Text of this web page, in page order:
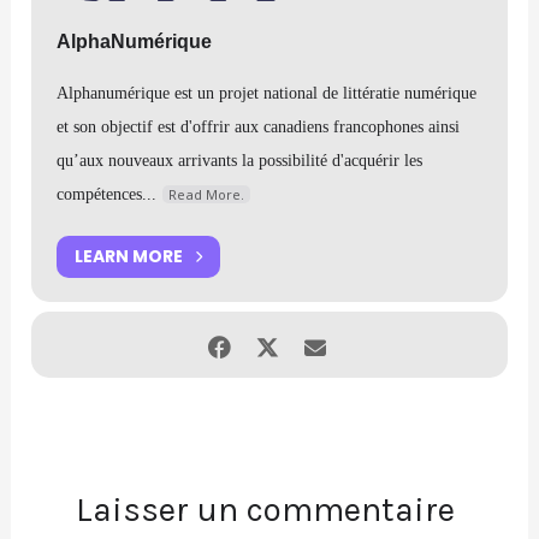
sera envoyé par courriel dans les 24 h à 48 h avant l’événement.
Pour tout manquement, nous vous invitons à contacter l’équipe
À noter que l’aide à la connexion avec Zoom ne sera disponible
que 30 minutes avant l’événement.
AlphaNumérique
Alphanumérique est un projet national de littératie numérique
et son objectif est d'offrir aux canadiens francophones ainsi
qu’aux nouveaux arrivants la possibilité d'acquérir les
compétences...
Read More.
LEARN MORE
Laisser un commentaire